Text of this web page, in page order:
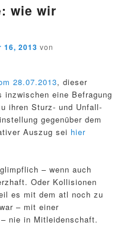
wie wir
16, 2013 von
28.07.2013, dieser
inzwischen eine Befragung
ihren Sturz- und Unfall-
gegenüber dem
Auszug sei hier
– wenn auch
Oder Kollisionen
es mit dem atl noch zu
– mit einer
nie in Mitleidenschaft.